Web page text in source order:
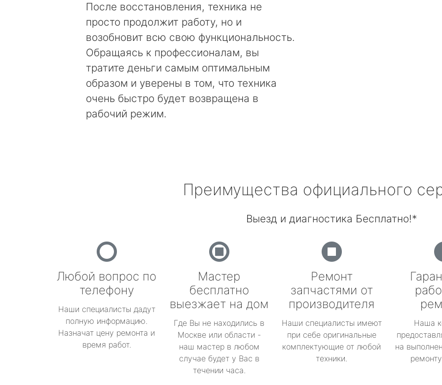
После восстановления, техника не
просто продолжит работу, но и
возобновит всю свою функциональность.
Обращаясь к профессионалам, вы
тратите деньги самым оптимальным
образом и уверены в том, что техника
очень быстро будет возвращена в
рабочий режим.
Преимущества официального
Выезд и диагностика Бесплатно!*
Любой вопрос по
телефону
Наши специалисты дадут
полную информацию.
Назначат цену ремонта и
время работ.
Мастер
бесплатно
выезжает на дом
Где Вы не находились в
Москве или области -
наш мастер в любом
случае будет у Вас в
течении часа.
Ремонт
запчастями от
производителя
Наши специалисты имеют
при себе оригинальные
комплектующие от любой
техники.
Наша
на